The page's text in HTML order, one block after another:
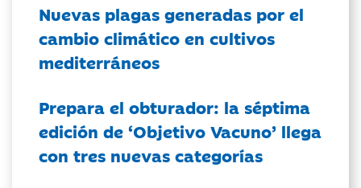
Nuevas plagas generadas por el
cambio climático en cultivos
mediterráneos
Prepara el obturador: la séptima
edición de ‘Objetivo Vacuno’ llega
con tres nuevas categorías